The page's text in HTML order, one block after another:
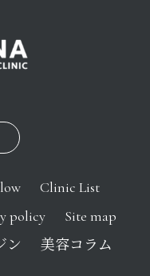
Clinic List
policy
Site map
ン 美容コラム